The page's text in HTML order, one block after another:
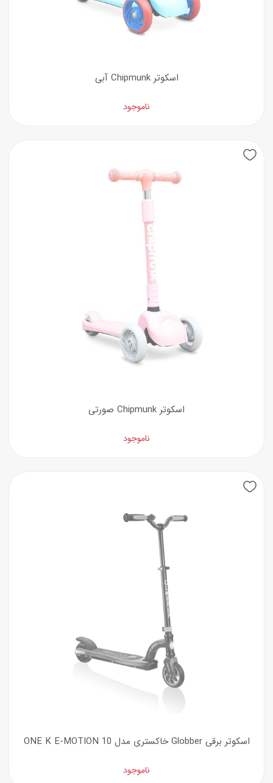
اسکوتر Chipmunk آبی
ناموجود
اسکوتر Chipmunk صورتی
ناموجود
اسکوتر برقی Globber خاکستری مدل ONE K E-MOTION 10
ناموجود